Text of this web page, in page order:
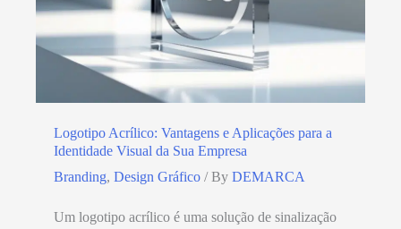
Logotipo Acrílico: Vantagens e Aplicações para a
Identidade Visual da Sua Empresa
Branding, Design Gráfico / By DEMARCA
Um logotipo acrílico é uma solução de sinalização